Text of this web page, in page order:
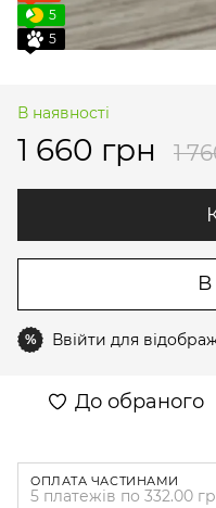
5
5
В наявності
1 660 грн 1
В
% Ввійти для
До обраного
ОПЛАТА ЧАСТИНАМИ
5 платежів по 332.00